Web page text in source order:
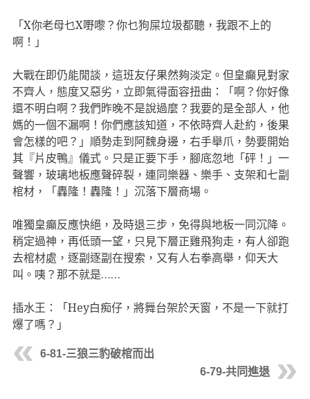
「X你老母乜X嘢嚟？你乜狗屎垃圾都聽，我跟不上的
啊！」
大戰在即仍能閒談，這班友仔果然夠淡定。但皇癲見對家
不齊人，態度又惡劣，立即氣得面容扭曲：「啊？你好像
還不明白啊？我們昨晚不是說過麼？我要的是全部人，他
媽的一個不漏啊！你們應該知道，不依時齊人赴約，後果
會怎樣的吧？」順勢走到阿魏身邊，右手舉爪，勢要開始
其『片皮鴨』儀式。只是正要下手，腳底忽地「砰！」一
聲響，玻璃地板應聲碎裂，連同樂器、樂手、支架和七副
棺材，「轟隆！轟隆！」沉落下層商場。
唯獨皇癲反應快絕，及時退三步，免得與地板一同沉降。
稍定過神，再低頭一望，只見下層正雞飛狗走，有人卻跑
去棺材處，逐副逐副在搜索，又有人右拳高舉，仰天大
叫。咦？那不就是……
插水王：「Hey白痴仔，將舞台架於天窗，不是一下就打
爆了嗎？」
6-81-三狼三豹破棺而出
6-79-共同進退